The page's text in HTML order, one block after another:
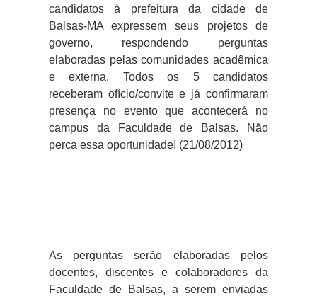
candidatos à prefeitura da cidade de
Balsas-MA expressem seus projetos de
governo, respondendo perguntas
elaboradas pelas comunidades acadêmica
e externa. Todos os 5 candidatos
receberam ofício/convite e já confirmaram
presença no evento que acontecerá no
campus da Faculdade de Balsas. Não
perca essa oportunidade! (21/08/2012)
As perguntas serão elaboradas pelos
docentes, discentes e colaboradores da
Faculdade de Balsas, a serem enviadas